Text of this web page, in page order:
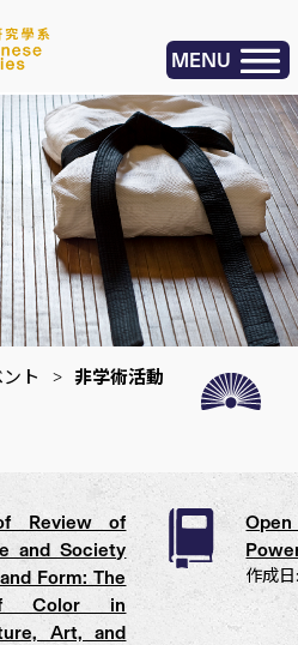
MENU
ト > 非学術活動
Review of
and Society
Form: The
Color in
Art, and
作成